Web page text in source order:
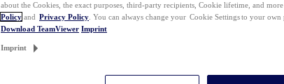
about the Cookies, the exact purposes, third-party recipients, Cookie lifetime, and
Policy and Privacy Policy . You can always change your Cookie Settings to your own
Download TeamViewer Imprint
Imprint